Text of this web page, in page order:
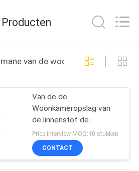
van het
108
270
Producten
van de woonkameropslag
Van de de
Woonkameropslag van
de linnenstof de
Ottomane Antikras
Multiscene
Price Interview MOQ:10 stukken
CONTACT